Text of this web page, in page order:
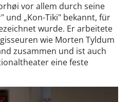
vor allem durch seine
und „Kon-Tiki" bekannt, für
wurde. Er arbeitete
wie Morten Tyldum
zusammen und ist auch
eine feste